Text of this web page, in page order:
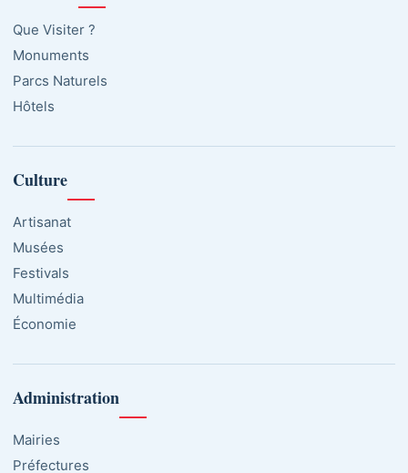
Que Visiter ?
Monuments
Parcs Naturels
Hôtels
Culture
Artisanat
Musées
Festivals
Multimédia
Économie
Administration
Mairies
Préfectures